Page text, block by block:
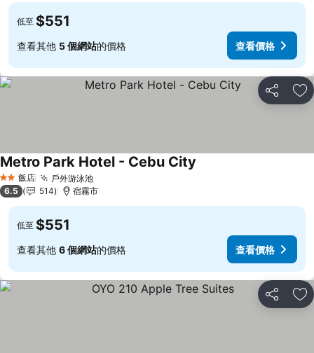
低至 $551
查看其他 5 個網站的價格 查看價格
分享 加
2 星級飯店 戶外游泳池查看價格
Metro Park Hotel - Cebu City
6.5 514 宿霧市
低至 $551
查看其他 6 個網站的價格 查看價格
分享 加